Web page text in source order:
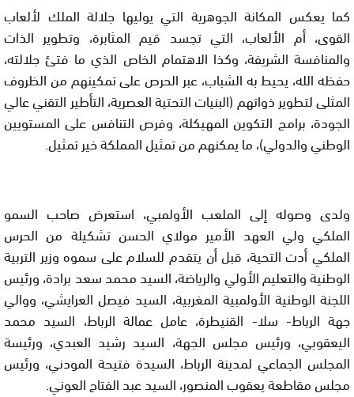
كما يعكس المكانة الجوهرية التي يوليها جلالة الملك لألعاب
القوى، أم الألعاب، التي تجسد قيم المثابرة، وتطوير الذات
والمنافسة الشريفة، وكذا الاهتمام الخاص الذي ما فتئ جلالته،
حفظه الله، يحيط به الشباب، عبر الحرص على تمكينهم من الظروف
المثلى لتطوير ذواتهم (البنيات التحتية العصرية، التأطير التقني عالي
الجودة، برامج التكوين المهيكلة، وفرص التنافس على المستويين
الوطني والدولي)، ما يمكنهم من تمثيل المملكة خير تمثيل.
ولدى وصوله إلى الملعب الأولمبي، استعرض صاحب السمو
الملكي ولي العهد الأمير مولاي الحسن تشكيلة من الحرس
الملكي أدت التحية، قبل أن يتقدم للسلام على سموه وزير التربية
الوطنية والتعليم الأولي والرياضة، السيد محمد سعد برادة، ورئيس
اللجنة الوطنية الأولمبية المغربية، السيد فيصل العرايشي، ووالي
جهة الرباط- سلا- القنيطرة، عامل عمالة الرباط، السيد محمد
اليعقوبي، ورئيس مجلس الجهة، السيد رشيد العبدي، ورئيسة
المجلس الجماعي لمدينة الرباط، السيدة فتيحة المودني، ورئيس
مجلس مقاطعة يعقوب المنصور، السيد عبد الفتاح العوني.